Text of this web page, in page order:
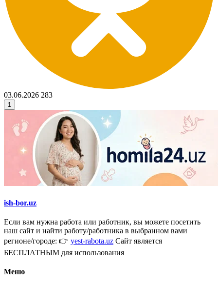
03.06.2026 283
1
ish-bor.uz
Если вам нужна работа или работник, вы можете посетить
наш сайт и найти работу/работника в выбранном вами
регионе/городе: 👉 yest-rabota.uz Сайт является
БЕСПЛАТНЫМ для использования
Меню